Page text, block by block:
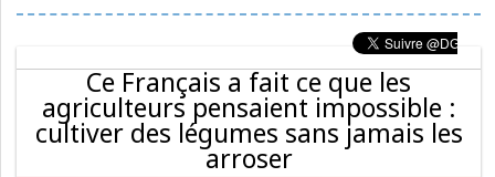
Ce Français a fait ce que les
agriculteurs pensaient impossible :
cultiver des légumes sans jamais les
arroser